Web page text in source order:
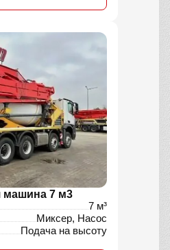
машина 7 м3
7 м³
Миксер, Насос
Подача на высоту